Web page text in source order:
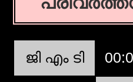
ജി എം ടി